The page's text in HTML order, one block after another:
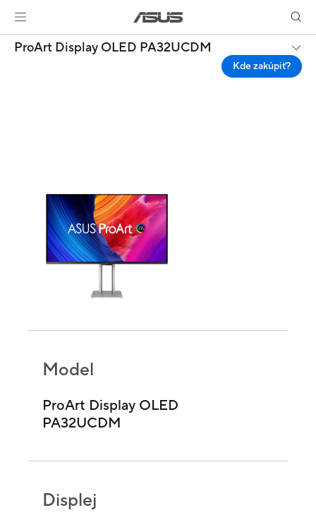
ProArt Display OLED PA32UCDM
Kde zakúpiť?
Model
ProArt Display OLED
PA32UCDM
Displej